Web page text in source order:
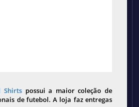
Shirts possui a maior coleção de
de futebol. A loja faz entregas